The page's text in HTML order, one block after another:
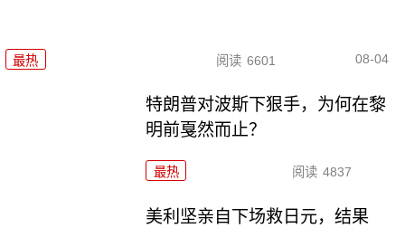
最热 阅读 6601 08-04
特朗普对波斯下狠手，为何在黎
明前戛然而止？
最热 阅读 4837
美利坚亲自下场救日元，结果